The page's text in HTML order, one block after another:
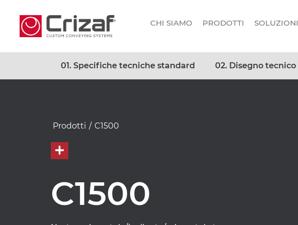
CHI SIAMO PRODOTTI SOLUZIONI
01. Specifiche tecniche standard 02. Disegno tecnico
Prodotti / C1500
C1500